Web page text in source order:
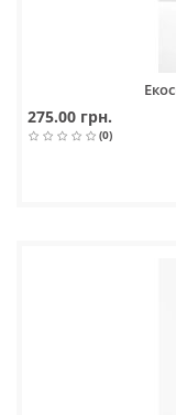
275.00 грн.
(0)